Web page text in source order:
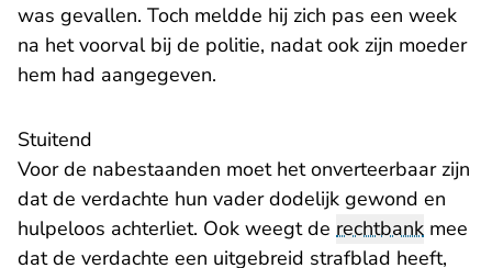
was gevallen. Toch meldde hij zich pas een week
na het voorval bij de politie, nadat ook zijn moeder
hem had aangegeven.
Stuitend
Voor de nabestaanden moet het onverteerbaar zijn
dat de verdachte hun vader dodelijk gewond en
hulpeloos achterliet. Ook weegt de rechtbank mee
dat de verdachte een uitgebreid strafblad heeft,